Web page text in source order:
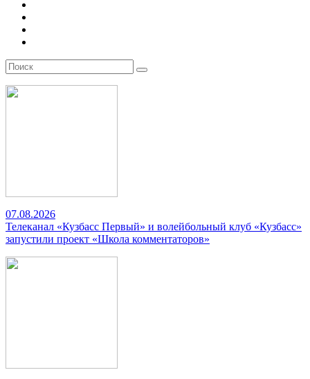
07.08.2026
Телеканал «Кузбасс Первый» и волейбольный клуб «Кузбасс»
запустили проект «Школа комментаторов»